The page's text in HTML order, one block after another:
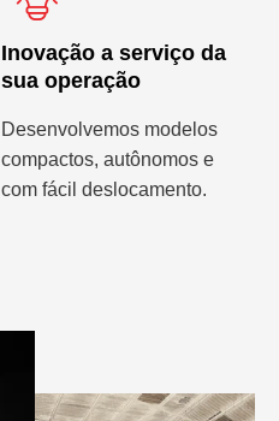
Inovação a serviço da
sua operação
Desenvolvemos modelos
compactos, autônomos e
com fácil deslocamento.